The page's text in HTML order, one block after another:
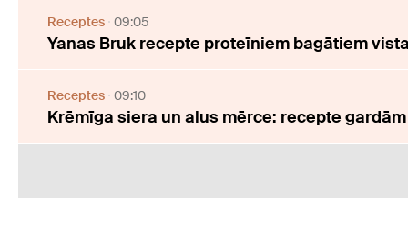
Receptes 09:05
Yanas Bruk recepte proteīniem bagātiem
Receptes 09:10
Krēmīga siera un alus mērce: recepte